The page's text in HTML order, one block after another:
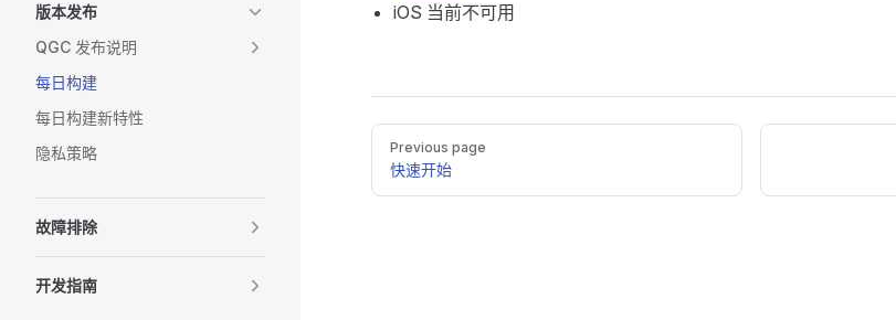
版本发布
QGC 发布说明
每日构建
每日构建新特性
隐私策略
故障排除
开发指南
iOS 当前不可用
Pager
Previous page
快速开始